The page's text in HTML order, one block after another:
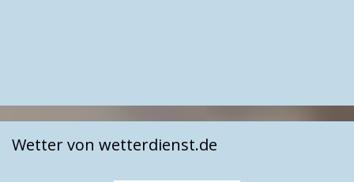
Wetter von wetterdienst.de